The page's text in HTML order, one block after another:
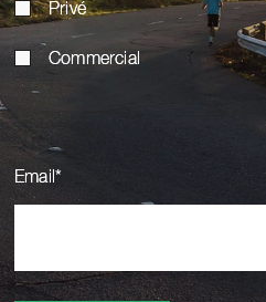
Privé
Commercial
Email *